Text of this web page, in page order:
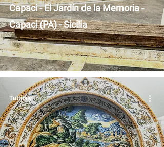
Capaci - El Jardín de la Memoria -
Capaci (PA) - Sicilia
Tuttitaly